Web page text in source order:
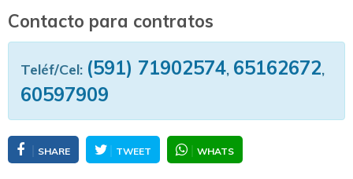
Contacto para contratos
Teléf/Cel: (591) 71902574, 65162672,
60597909
SHARE TWEET WHATS